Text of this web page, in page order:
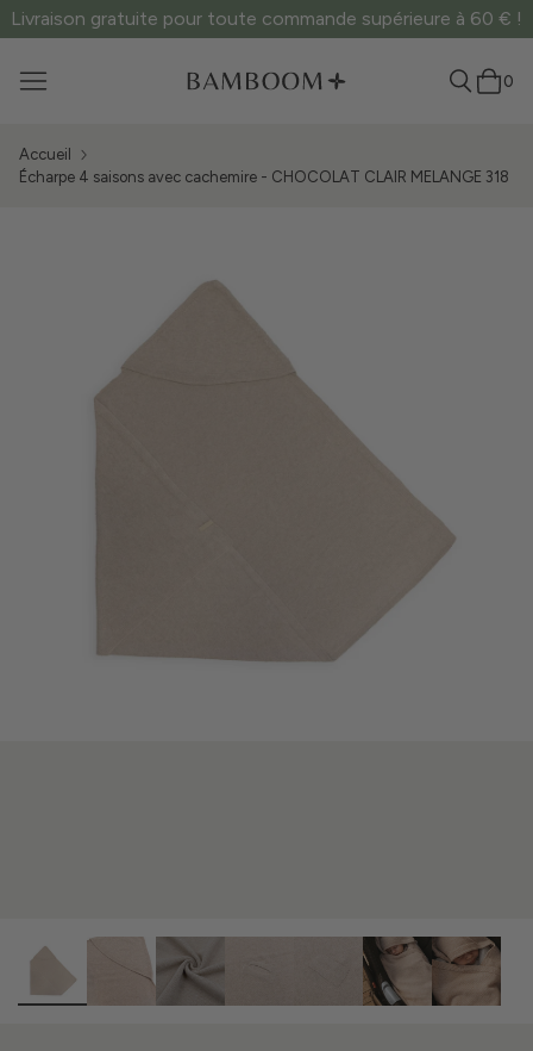
Livraison gratuite pour toute commande supérieure à 60 € !
0
Accueil
Écharpe 4 saisons avec cachemire - CHOCOLAT CLAIR MELANGE 318